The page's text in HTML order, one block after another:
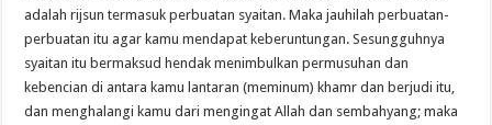
adalah rijsun termasuk perbuatan syaitan. Maka jauhilah perbuatan-
perbuatan itu agar kamu mendapat keberuntungan. Sesungguhnya
syaitan itu bermaksud hendak menimbulkan permusuhan dan
kebencian di antara kamu lantaran (meminum) khamr dan berjudi itu,
dan menghalangi kamu dari mengingat Allah dan sembahyang; maka